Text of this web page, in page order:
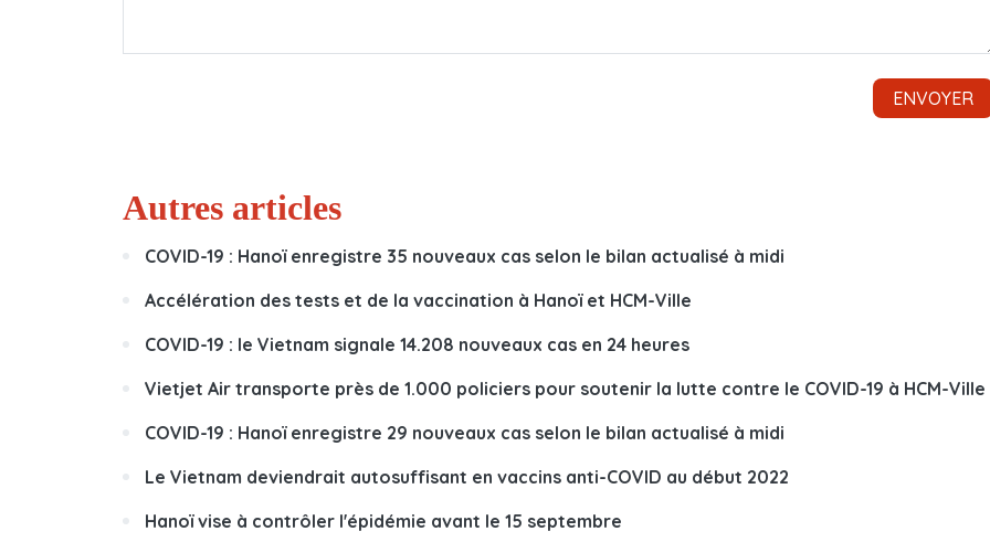
Autres articles
COVID-19 : Hanoï enregistre 35 nouveaux cas selon le bilan actualisé à midi
Accélération des tests et de la vaccination à Hanoï et HCM-Ville
COVID-19 : le Vietnam signale 14.208 nouveaux cas en 24 heures
Vietjet Air transporte près de 1.000 policiers pour soutenir la lutte contre le COVID-19 à HCM-Ville
COVID-19 : Hanoï enregistre 29 nouveaux cas selon le bilan actualisé à midi
Le Vietnam deviendrait autosuffisant en vaccins anti-COVID au début 2022
Hanoï vise à contrôler l'épidémie avant le 15 septembre